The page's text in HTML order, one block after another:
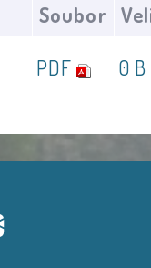
Soubor
PDF 0 B